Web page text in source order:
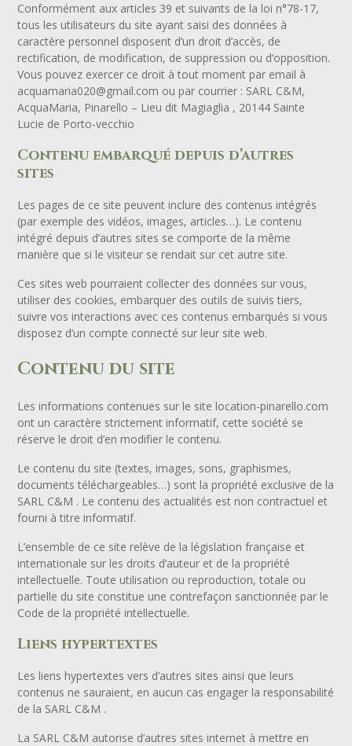
Conformément aux articles 39 et suivants de la loi n°78-17,
tous les utilisateurs du site ayant saisi des données à
caractère personnel disposent d’un droit d’accès, de
rectification, de modification, de suppression ou d’opposition.
Vous pouvez exercer ce droit à tout moment par email à
acquamaria020@gmail.com ou par courrier : SARL C&M,
AcquaMaria, Pinarello – Lieu dit Magiaglia , 20144 Sainte
Lucie de Porto-vecchio
Contenu embarqué depuis d’autres
sites
Les pages de ce site peuvent inclure des contenus intégrés
(par exemple des vidéos, images, articles…). Le contenu
intégré depuis d’autres sites se comporte de la même
manière que si le visiteur se rendait sur cet autre site.
Ces sites web pourraient collecter des données sur vous,
utiliser des cookies, embarquer des outils de suivis tiers,
suivre vos interactions avec ces contenus embarqués si vous
disposez d’un compte connecté sur leur site web.
Contenu du site
Les informations contenues sur le site location-pinarello.com
ont un caractère strictement informatif, cette société se
réserve le droit d’en modifier le contenu.
Le contenu du site (textes, images, sons, graphismes,
documents téléchargeables…) sont la propriété exclusive de la
SARL C&M . Le contenu des actualités est non contractuel et
fourni à titre informatif.
L’ensemble de ce site relève de la législation française et
internationale sur les droits d’auteur et de la propriété
intellectuelle. Toute utilisation ou reproduction, totale ou
partielle du site constitue une contrefaçon sanctionnée par le
Code de la propriété intellectuelle.
Liens hypertextes
Les liens hypertextes vers d’autres sites ainsi que leurs
contenus ne sauraient, en aucun cas engager la responsabilité
de la SARL C&M .
La SARL C&M autorise d’autres sites internet à mettre en